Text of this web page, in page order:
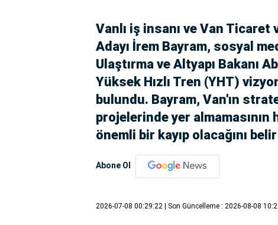
Vanlı iş insanı ve Van Ticaret
Adayı İrem Bayram, sosyal
Ulaştırma ve Altyapı Bakanı
Yüksek Hızlı Tren (YHT)
bulundu. Bayram, Van'ın
projelerinde yer almamasının
önemli bir kayıp olacağını
Abone Ol
2026-07-08 00:29:22 | Son Güncelleme : 2026-08-08